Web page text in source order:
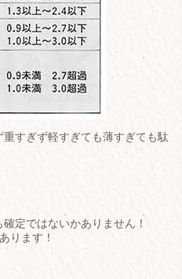
すぎず軽すぎても薄すぎても駄
定ではないかありません！
ります！